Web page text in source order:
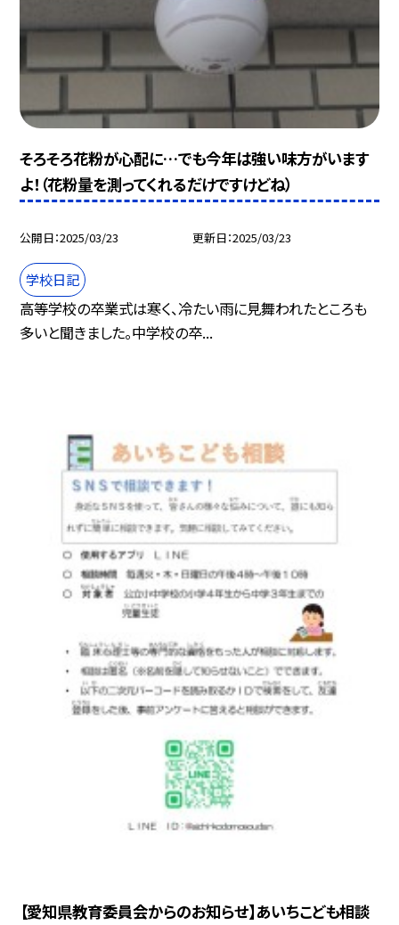
そろそろ花粉が心配に…でも今年は強い味方がいます
よ！（花粉量を測ってくれるだけですけどね）
公開日 2025/03/23 更新日 2025/03/23
学校日記
高等学校の卒業式は寒く、冷たい雨に見舞われたところも
多いと聞きました。中学校の卒...
【愛知県教育委員会からのお知らせ】あいちこども相談